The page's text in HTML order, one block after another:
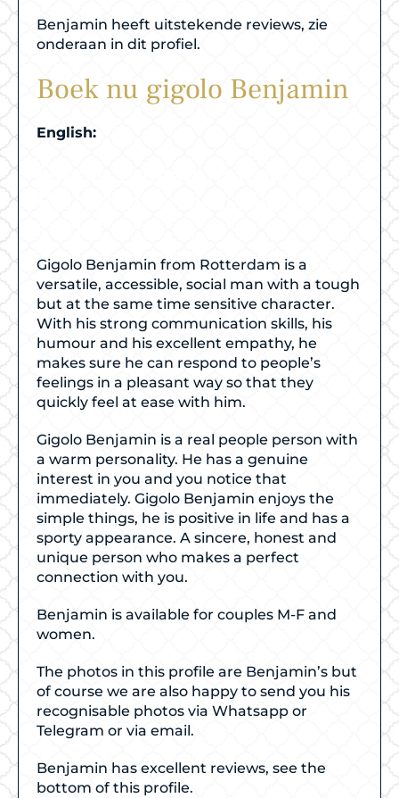
Benjamin heeft uitstekende reviews, zie
onderaan in dit profiel.
Boek nu gigolo Benjamin
English:
Gigolo Benjamin from Rotterdam is a
versatile, accessible, social man with a tough
but at the same time sensitive character.
With his strong communication skills, his
humour and his excellent empathy, he
makes sure he can respond to people’s
feelings in a pleasant way so that they
quickly feel at ease with him.
Gigolo Benjamin is a real people person with
a warm personality. He has a genuine
interest in you and you notice that
immediately. Gigolo Benjamin enjoys the
simple things, he is positive in life and has a
sporty appearance. A sincere, honest and
unique person who makes a perfect
connection with you.
Benjamin is available for couples M-F and
women.
The photos in this profile are Benjamin’s but
of course we are also happy to send you his
recognisable photos via Whatsapp or
Telegram or via email.
Benjamin has excellent reviews, see the
bottom of this profile.